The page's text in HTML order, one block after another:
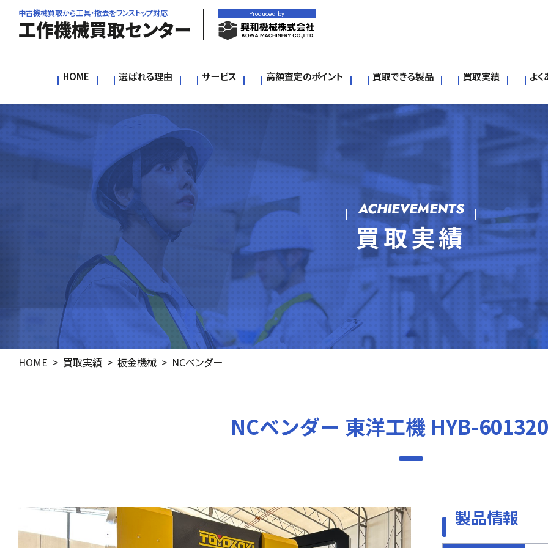
中古機械買取から工具・撤去をワンストップ対応
工作機械買取センター
Produced by
HOME 選ばれる理由 サービス 高額査定のポイント 買取できる製品 買取実績 よ
ACHIEVEMENTS
買取実績
HOME 買取実績 板金機械 NCベンダー
NCベンダー 東洋工機 HYB-
製品情報